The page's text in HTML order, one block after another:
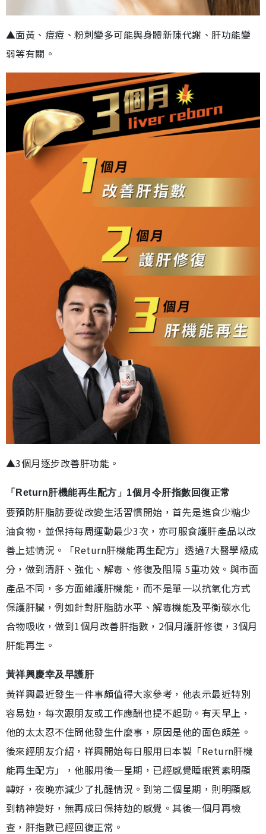
▲面黃、痘痘、粉刺變多可能與身體新陳代謝、肝功能變
弱等有關。
▲3個月逐步改善肝功能。
「Return肝機能再生配方」1個月令肝指數回復正常
要預防肝脂肪要從改變生活習慣開始，首先是進食少糖少
油食物，並保持每周運動最少3次，亦可服食護肝產品以改
善上述情況。「Return肝機能再生配方」透過7大醫學級成
分，做到清肝、強化、解毒、修復及阻隔 5重功效。與市面
產品不同，多方面維護肝機能，而不是單一以抗氧化方式
保護肝臟，例如針對肝脂肪水平、解毒機能及平衡碳水化
合物吸收，做到1個月改善肝指數，2個月護肝修復，3個月
肝能再生。
黃祥興慶幸及早護肝
黃祥興最近發生一件事頗值得大家參考，他表示最近特別
容易攰，每次跟朋友或工作應酬也提不起勁。有天早上，
他的太太忍不住問他發生什麼事，原因是他的面色頗差。
後來經朋友介紹，祥興開始每日服用日本製「Return肝機
能再生配方」，他服用後一星期，已經感覺睡眠質素明顯
轉好，夜晚亦減少了扎醒情況。到第二個星期，則明顯感
到精神變好，無再成日保持攰的感覺。其後一個月再檢
查，肝指數已經回復正常。